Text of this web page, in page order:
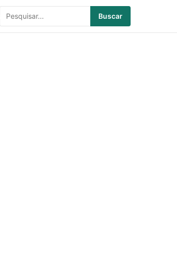
Buscar